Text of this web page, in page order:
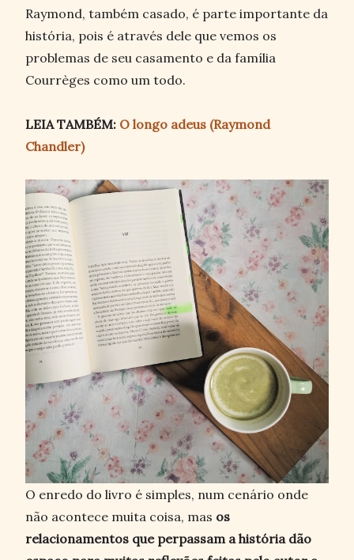
Raymond, também casado, é parte importante da
história, pois é através dele que vemos os
problemas de seu casamento e da família
Courrèges como um todo.
LEIA TAMBÉM: O longo adeus (Raymond
Chandler)
O enredo do livro é simples, num cenário onde
não acontece muita coisa, mas os
relacionamentos que perpassam a história dão